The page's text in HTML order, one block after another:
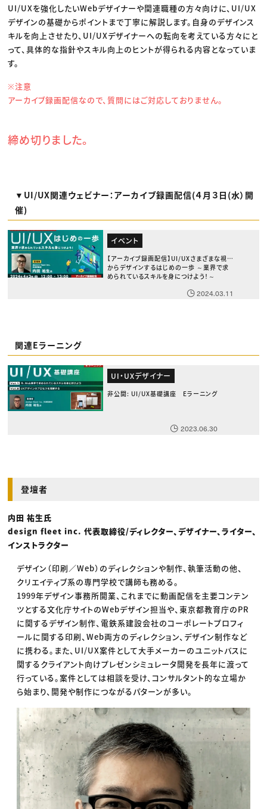
UI/UXを強化したいWebデザイナーや関連職種の方々向けに、UI/UX
デザインの基礎からポイントまで丁寧に解説します。自身のデザインス
キルを向上させたり、UI/UXデザイナーへの転向を考えている方々にと
って、具体的な指針やスキル向上のヒントが得られる内容となっていま
す。
※注意
アーカイブ録画配信なので、質問にはご対応しておりません。
締め切りました。
▼UI/UX関連ウェビナー：アーカイブ録画配信(４月３日(水）開
催)
イベント
【アーカイブ録画配信】UI/UXさまざまな視点
からデザインするはじめの一歩 ～業界で求
められているスキルを身につけよう！～
2024.03.11
関連Eラーニング
UI・UXデザイナー
非公開: UI/UX基礎講座 Eラーニング
2023.06.30
登壇者
内田 祐生氏
design fleet inc. 代表取締役/ディレクター、デザイナー、ライター、
インストラクター
デザイン（印刷／Web）のディレクションや制作、執筆活動の他、
クリエイティブ系の専門学校で講師も務める。
1999年デザイン事務所開業、これまでに動画配信を主要コンテン
ツとする文化庁サイトのWebデザイン担当や、東京都教育庁のPR
に関するデザイン制作、電鉄系建設会社のコーポレートプロフィ
ールに関する印刷、Web両方のディレクション、デザイン制作など
に携わる。また、UI/UX案件として大手メーカーのユニットバスに
関するクライアント向けプレゼンシミュレータ開発を長年に渡って
行っている。案件としては相談を受け、コンサルタント的な立場か
ら始まり、開発や制作につながるパターンが多い。